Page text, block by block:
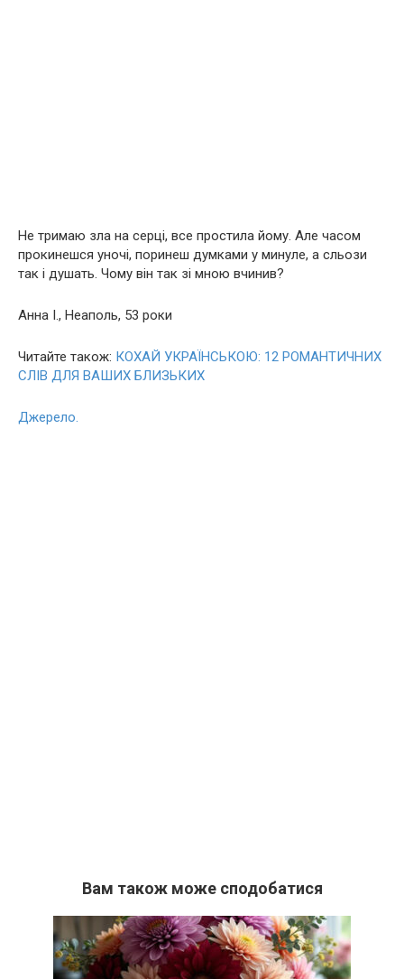
Не тримаю зла на серцi, все простила йому. Але часом
прокинешся уночi, поринеш думками у минуле, а сльози
так i душать. Чому вiн так зi мною вчинив?
Анна I., Неаполь, 53 роки
Читайте також: КОХАЙ УКРАЇНСЬКОЮ: 12 РОМАНТИЧНИХ
СЛІВ ДЛЯ ВАШИХ БЛИЗЬКИХ
Джерело.
Вам також може сподобатися